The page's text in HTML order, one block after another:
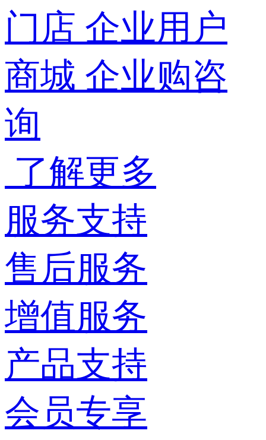
门店 企业用户
商城 企业购咨
询
了解更多
服务支持
售后服务
增值服务
产品支持
会员专享